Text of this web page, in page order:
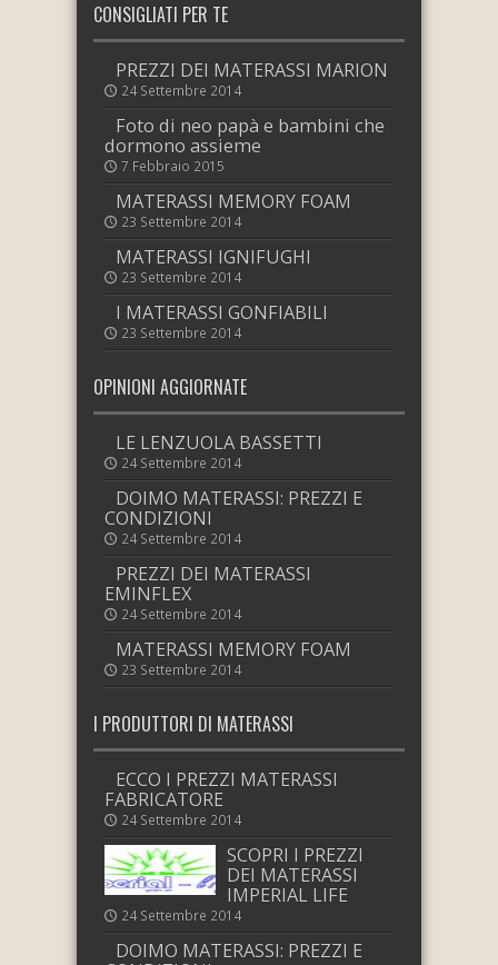
CONSIGLIATI PER TE
PREZZI DEI MATERASSI MARION
24 Settembre 2014
Foto di neo papà e bambini che
dormono assieme
7 Febbraio 2015
MATERASSI MEMORY FOAM
23 Settembre 2014
MATERASSI IGNIFUGHI
23 Settembre 2014
I MATERASSI GONFIABILI
23 Settembre 2014
OPINIONI AGGIORNATE
LE LENZUOLA BASSETTI
24 Settembre 2014
DOIMO MATERASSI: PREZZI E
CONDIZIONI
24 Settembre 2014
PREZZI DEI MATERASSI
EMINFLEX
24 Settembre 2014
MATERASSI MEMORY FOAM
23 Settembre 2014
I PRODUTTORI DI MATERASSI
ECCO I PREZZI MATERASSI
FABRICATORE
24 Settembre 2014
SCOPRI I PREZZI
DEI MATERASSI
IMPERIAL LIFE
24 Settembre 2014
DOIMO MATERASSI: PREZZI E